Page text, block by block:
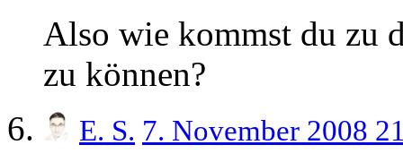
Also wie kommst du zu
zu können?
E. S. 7. November 2008